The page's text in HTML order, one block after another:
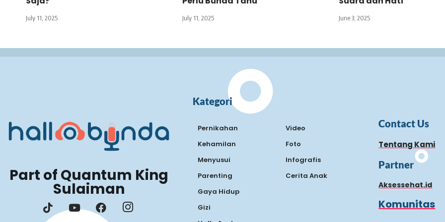
July 11, 2025 July 11, 2025 June 3, 2025
Part of Quantum King
Sulaiman
Kategori
Pernikahan
Kehamilan
Menyusui
Parenting
Gaya Hidup
Gizi
Video
Foto
Infografis
Cerita Anak
Contact Us
Tentang Kami
Partner
Aksessehat.id
Komunitas